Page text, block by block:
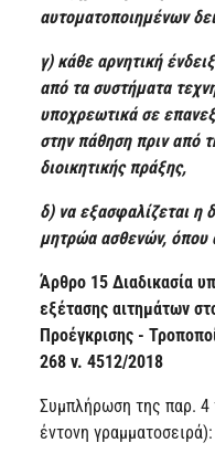
αυτοματοποιημένων
γ) κάθε αρνητική
από τα συστήματα
υποχρεωτικά σε
στην πάθηση πριν από
διοικητικής πράξης,
δ) να εξασφαλίζεται η
μητρώα ασθενών, όπου
Άρθρο 15 Διαδικασία
εξέτασης αιτημάτων
Προέγκρισης -
268 ν. 4512/2018
Συμπλήρωση της παρ.
έντονη γραμματοσειρά):